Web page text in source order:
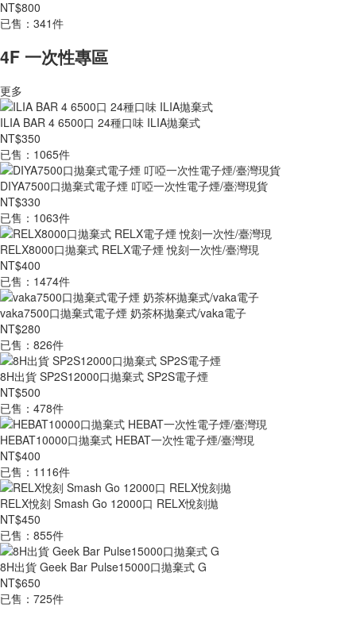
NT$800
已售：341件
4F 一次性專區
更多
ILIA BAR 4 6500口 24種口味 ILIA拋棄式
NT$350
已售：1065件
DIYA7500口拋棄式電子煙 叮啞一次性電子煙/臺灣現貨
NT$330
已售：1063件
RELX8000口拋棄式 RELX電子煙 悅刻一次性/臺灣現
NT$400
已售：1474件
vaka7500口拋棄式電子煙 奶茶杯拋棄式/vaka電子
NT$280
已售：826件
8H出貨 SP2S12000口拋棄式 SP2S電子煙
NT$500
已售：478件
HEBAT10000口拋棄式 HEBAT一次性電子煙/臺灣現
NT$400
已售：1116件
RELX悅刻 Smash Go 12000口 RELX悅刻拋
NT$450
已售：855件
8H出貨 Geek Bar Pulse15000口拋棄式 G
NT$650
已售：725件